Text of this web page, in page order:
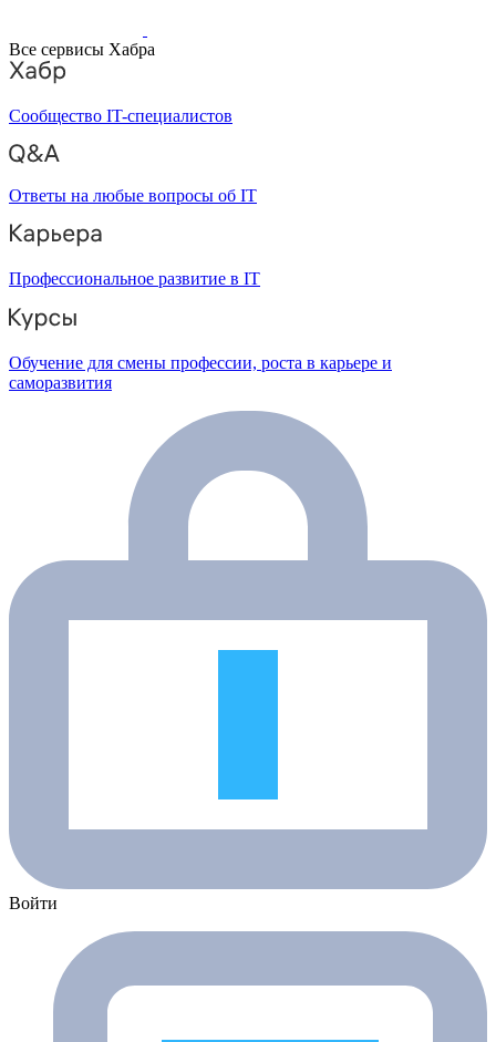
Все сервисы Хабра
Сообщество IT-специалистов
Ответы на любые вопросы об IT
Профессиональное развитие в IT
Обучение для смены профессии, роста в карьере и
саморазвития
Войти